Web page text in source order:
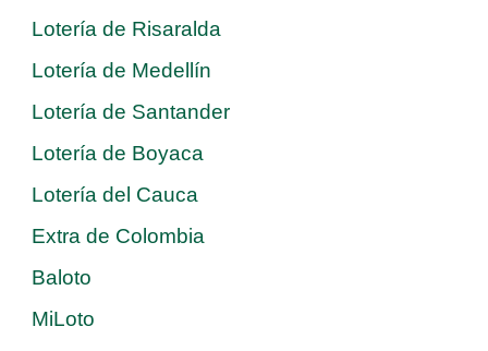
Lotería de Risaralda
Lotería de Medellín
Lotería de Santander
Lotería de Boyaca
Lotería del Cauca
Extra de Colombia
Baloto
MiLoto